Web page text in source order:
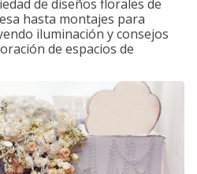
de diseños florales de
hasta montajes para
iluminación y consejos
de espacios de